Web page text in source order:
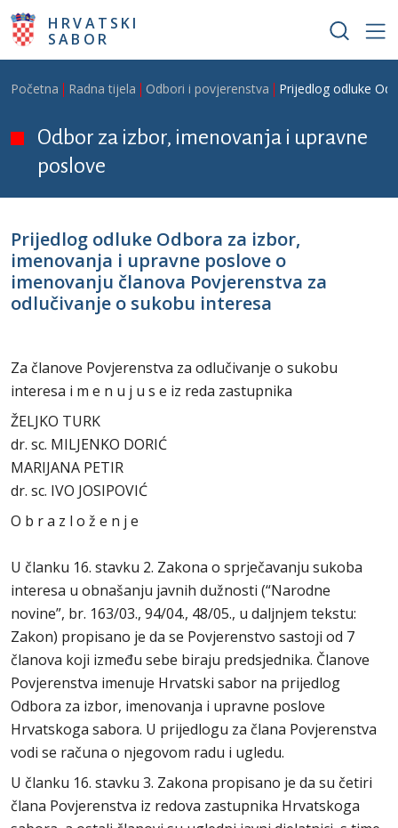
Skoči na glavni sadržaj
HRVATSKI
SABOR
Breadcrumb
Početna Radna tijela Odbori i povjerenstva Prijedlog odluke
Odbor za izbor, imenovanja i upravne
poslove
Prijedlog odluke Odbora za izbor,
imenovanja i upravne poslove o
imenovanju članova Povjerenstva za
odlučivanje o sukobu interesa
Za članove Povjerenstva za odlučivanje o sukobu
interesa i m e n u j u s e iz reda zastupnika
ŽELJKO TURK
dr. sc. MILJENKO DORIĆ
MARIJANA PETIR
dr. sc. IVO JOSIPOVIĆ
O b r a z l o ž e n j e
U članku 16. stavku 2. Zakona o sprječavanju sukoba
interesa u obnašanju javnih dužnosti (“Narodne
novine”, br. 163/03., 94/04., 48/05., u daljnjem tekstu:
Zakon) propisano je da se Povjerenstvo sastoji od 7
članova koji između sebe biraju predsjednika. Članove
Povjerenstva imenuje Hrvatski sabor na prijedlog
Odbora za izbor, imenovanja i upravne poslove
Hrvatskoga sabora. U prijedlogu za člana Povjerenstva
vodi se računa o njegovom radu i ugledu.
U članku 16. stavku 3. Zakona propisano je da su četiri
člana Povjerenstva iz redova zastupnika Hrvatskoga